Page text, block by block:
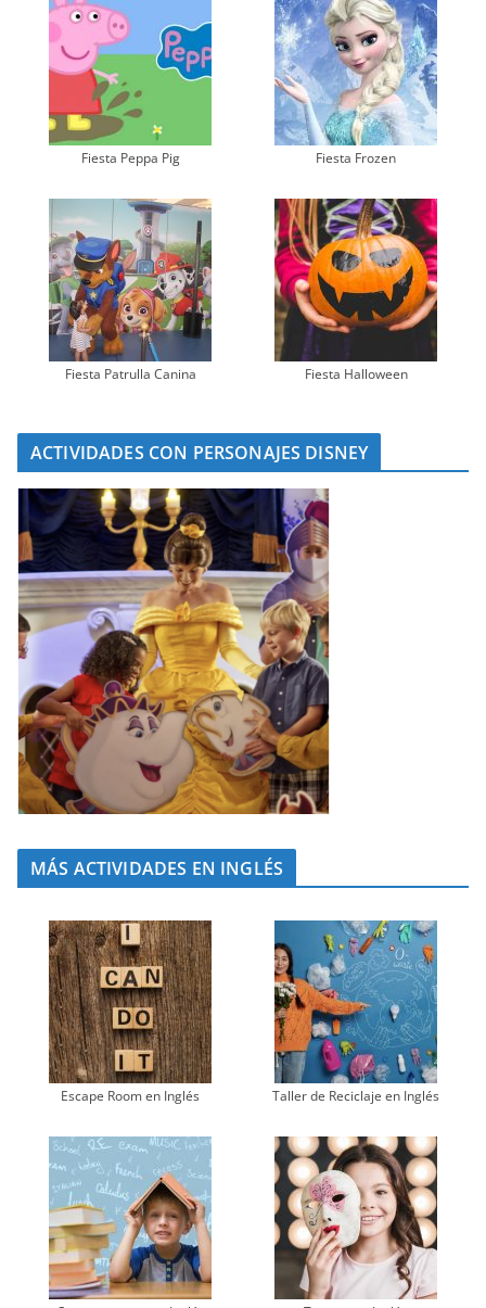
Fiesta Peppa Pig Fiesta Frozen
Fiesta Patrulla Canina Fiesta Halloween
ACTIVIDADES CON PERSONAJES DISNEY
MÁS ACTIVIDADES EN INGLÉS
Escape Room en Inglés Taller de Reciclaje en Inglés